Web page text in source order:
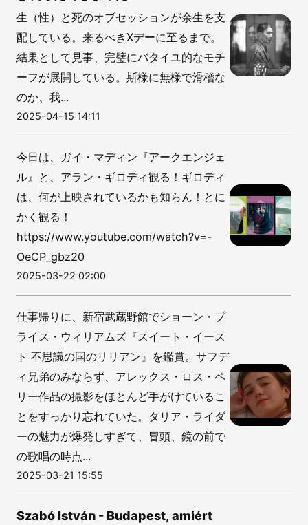
生（性）と死のオブセッションが余生を支
配している。来るべきXデーに至るまで。
結果として見事、完璧にバタイユ的なモチ
ーフが展開している。斯様に無様で滑稽な
のか、我...
2025-04-15 14:11
今日は、ガイ・マディン『アークエンジェ
ル』と、アラン・ギロディ観る！ギロディ
は、何が上映されているかも知らん！とに
かく観る！
https://www.youtube.com/watch?v=-
OeCP_gbz20
2025-03-22 02:00
仕事帰りに、新宿武蔵野館でショーン・プ
ライス・ウィリアムズ『スイート・イース
ト 不思議の国のリリアン』を鑑賞。サフデ
ィ兄弟のみならず、アレックス・ロス・ペ
リー作品の撮影をほとんど手がけているこ
とをすっかり忘れていた。タリア・ライダ
ーの魅力が爆発しすぎて、冒頭、鏡の前で
の歌唱の時点...
2025-03-21 15:55
Szabó István - Budapest, amiért